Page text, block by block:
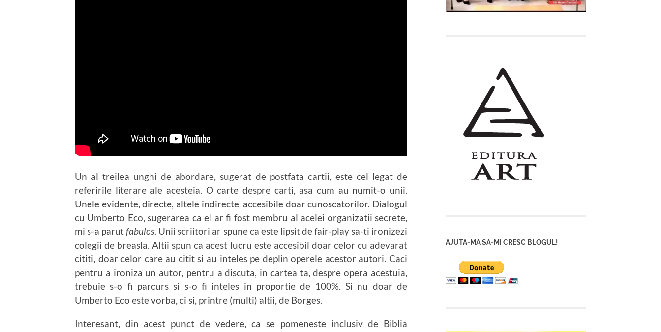
Un al treilea unghi de abordare, sugerat de postfata cartii, este cel legat de
referirile literare ale acesteia. O carte despre carti, asa cum au numit-o unii.
Unele evidente, directe, altele indirecte, accesibile doar cunoscatorilor. Dialogul
cu Umberto Eco, sugerarea ca el ar fi fost membru al acelei organizatii secrete,
mi s-a parutfabulos. Unii scriitori ar spune ca este lipsit de fair-play sa-ti ironizezi
colegii de breasla. Altii spun ca acest lucru este accesibil doar celor cu adevarat
cititi, doar celor care au citit si au inteles pe deplin operele acestor autori. Caci
pentru a ironiza un autor, pentru a discuta, in cartea ta, despre opera acestuia,
trebuie s-o fi parcurs si s-o fi inteles in proportie de 100%. Si nu doar de
Umberto Eco este vorba, ci si, printre (multi) altii, de Borges.
Interesant, din acest punct de vedere, ca se pomeneste inclusiv de Biblia
AJUTA-MA SA-MI CRESC BLOGUL!